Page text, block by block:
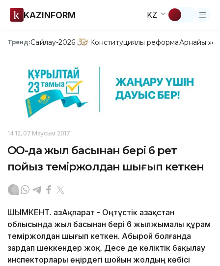
KAZINFORM KZ
Тренд:Сайлау-2026 Конституциялық реформаАрнайы
14:12, 07 Маусым 2017
ОҚО-да жыл басынан бері 6 рет
пойыз теміржолдан шығып кеткен
ШЫМКЕНТ. ҚазАқпарат - Оңтүстік Қазақстан
облысында жыл басынан бері 6 жылжымалы құрам
теміржолдан шығып кеткен. Абырой болғанда
зардап шеккендер жоқ. Десе де көліктік бақылау
инспекторлары өңірдегі шойын жолдың көбісі